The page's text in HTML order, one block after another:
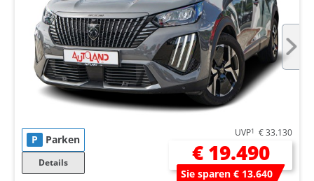
P Parken
Details
UVP1 € 33.130
€ 19.490
Sie sparen € 13.640